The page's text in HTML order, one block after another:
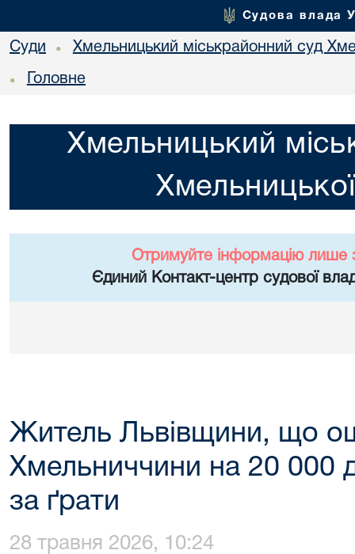
Судова влада
Суди • Хмельницький міськрайонний суд
• Головне
Хмельницький
Отримуйте інформацію лише
Єдиний Контакт-центр судової
Житель Львівщини, що
Хмельниччини на 20 000
за ґрати
28 травня 2026, 10:24